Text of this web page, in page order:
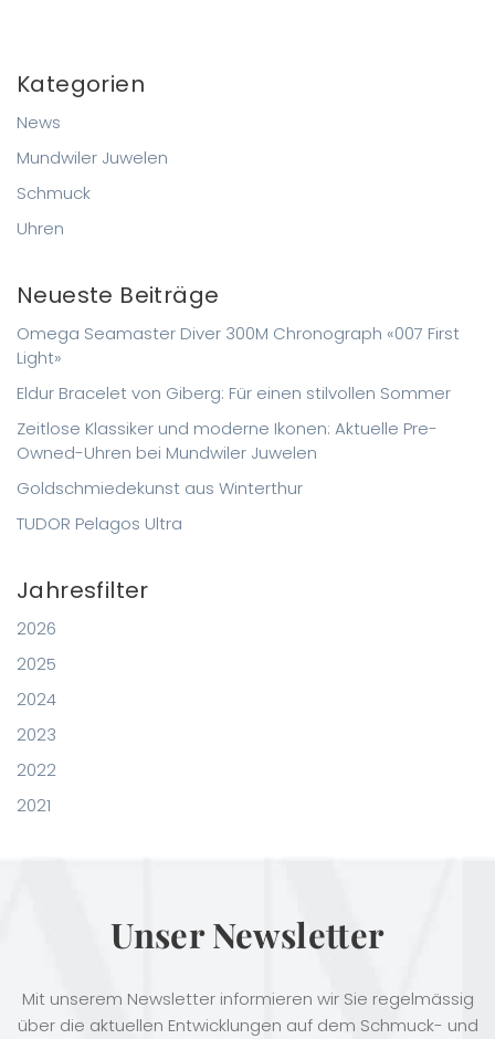
Kategorien
News
Mundwiler Juwelen
Schmuck
Uhren
Neueste Beiträge
Omega Seamaster Diver 300M Chronograph «007 First
Light»
Eldur Bracelet von Giberg: Für einen stilvollen Sommer
Zeitlose Klassiker und moderne Ikonen: Aktuelle Pre-
Owned-Uhren bei Mundwiler Juwelen
Goldschmiedekunst aus Winterthur
TUDOR Pelagos Ultra
Jahresfilter
2026
2025
2024
2023
2022
2021
Unser Newsletter
Mit unserem Newsletter informieren wir Sie regelmässig
über die aktuellen Entwicklungen auf dem Schmuck- und